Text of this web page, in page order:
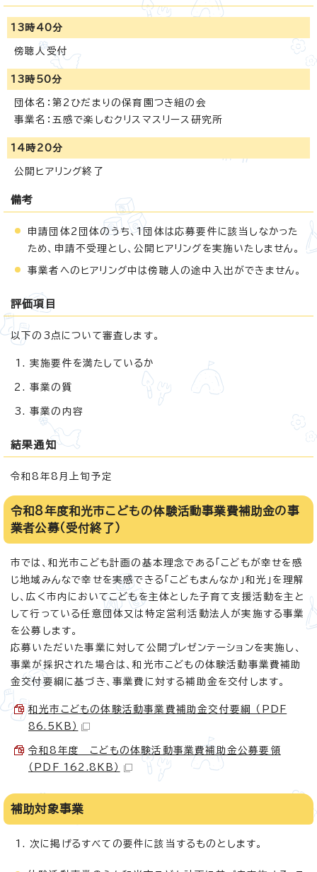
13時40分
傍聴人受付
13時50分
団体名：第2ひだまりの保育園つき組の会
事業名：五感で楽しむクリスマスリース研究所
14時20分
公開ヒアリング終了
備考
申請団体2団体のうち、1団体は応募要件に該当しなかった
ため、申請不受理とし、公開ヒアリングを実施いたしません。
事業者へのヒアリング中は傍聴人の途中入出ができません。
評価項目
以下の3点について審査します。
実施要件を満たしているか
事業の質
事業の内容
結果通知
令和8年8月上旬予定
令和8年度和光市こどもの体験活動事業費補助金の事
業者公募（受付終了）
市では、和光市こども計画の基本理念である「こどもが幸せを感
じ地域みんなで幸せを実感できる「こどもまんなか」和光」を理解
し、広く市内においてこどもを主体とした子育て支援活動を主と
して行っている任意団体又は特定営利活動法人が実施する事業
を公募します。
応募いただいた事業に対して公開プレゼンテーションを実施し、
事業が採択された場合は、和光市こどもの体験活動事業費補助
金交付要綱に基づき、事業費に対する補助金を交付します。
和光市こどもの体験活動事業費補助金交付要綱 （PDF
86.5KB）
令和8年度 こどもの体験活動事業費補助金公募要領
（PDF 162.8KB）
補助対象事業
次に掲げるすべての要件に該当するものとします。